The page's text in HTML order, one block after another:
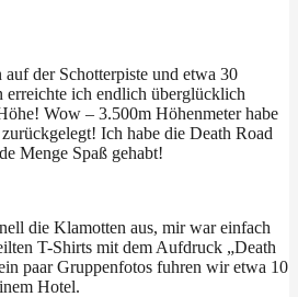
der Schotterpiste und etwa 30
ich endlich überglücklich
Wow – 3.500m Höhenmeter habe
Ich habe die Death Road
Menge Spaß gehabt!
die Klamotten aus, mir war einfach
T-Shirts mit dem Aufdruck „Death
paar Gruppenfotos fuhren wir etwa 10
Hotel.